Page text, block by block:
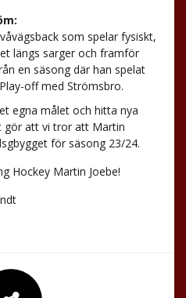
som spelar fysiskt,
längs sarger och framför
en säsong där han spelat
off med Strömsbro.
egna målet och hitta nya
gör att vi tror att Martin
för säsong 23/24.
Hockey Martin Joebe!